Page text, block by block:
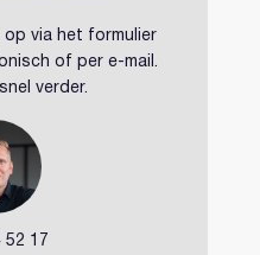
via het formulier
of per e-mail.
verder.
52 17